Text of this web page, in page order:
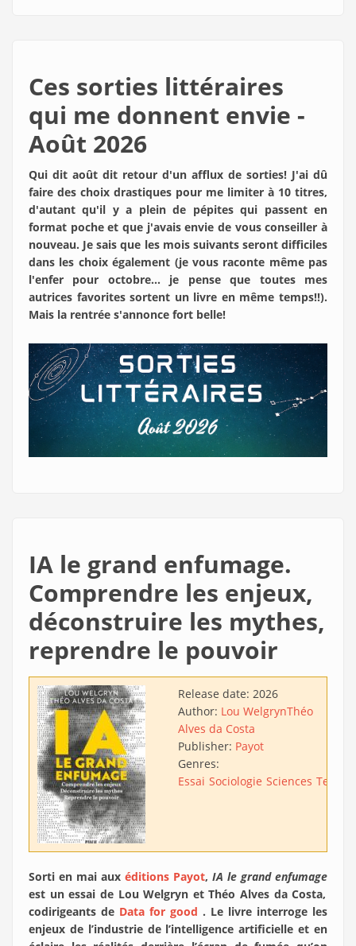
Ces sorties littéraires
qui me donnent envie -
Août 2026
Qui dit août dit retour d'un afflux de sorties! J'ai dû
faire des choix drastiques pour me limiter à 10 titres,
d'autant qu'il y a plein de pépites qui passent en
format poche et que j'avais envie de vous conseiller à
nouveau. Je sais que les mois suivants seront difficiles
dans les choix également (je vous raconte même pas
l'enfer pour octobre... je pense que toutes mes
autrices favorites sortent un livre en même temps!!).
Mais la rentrée s'annonce fort belle!
IA le grand enfumage.
Comprendre les enjeux,
déconstruire les mythes,
reprendre le pouvoir
Release date: 2026
Author: Lou WelgrynThéo
Alves da Costa
Publisher: Payot
Genres:
Essai Sociologie Sciences
Sorti en mai aux éditions Payot, IA le grand enfumage
est un essai de Lou Welgryn et Théo Alves da Costa,
codirigeants de Data for good . Le livre interroge les
enjeux de l’industrie de l’intelligence artificielle et en